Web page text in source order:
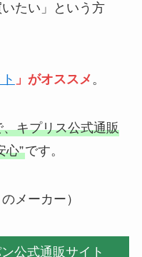
たい」という方
」がオススメ。
キプリス公式通販
心”です。
メーカー）
公式通販サイト